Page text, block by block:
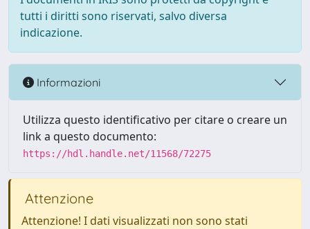
tutti i diritti sono riservati, salvo diversa
indicazione.
Informazioni
Utilizza questo identificativo per citare o creare un
link a questo documento:
https://hdl.handle.net/11568/72275
Attenzione
Attenzione! I dati visualizzati non sono stati